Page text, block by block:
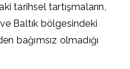
tarihsel tartışmaların,
Baltık bölgesindeki
bağımsız olmadığı